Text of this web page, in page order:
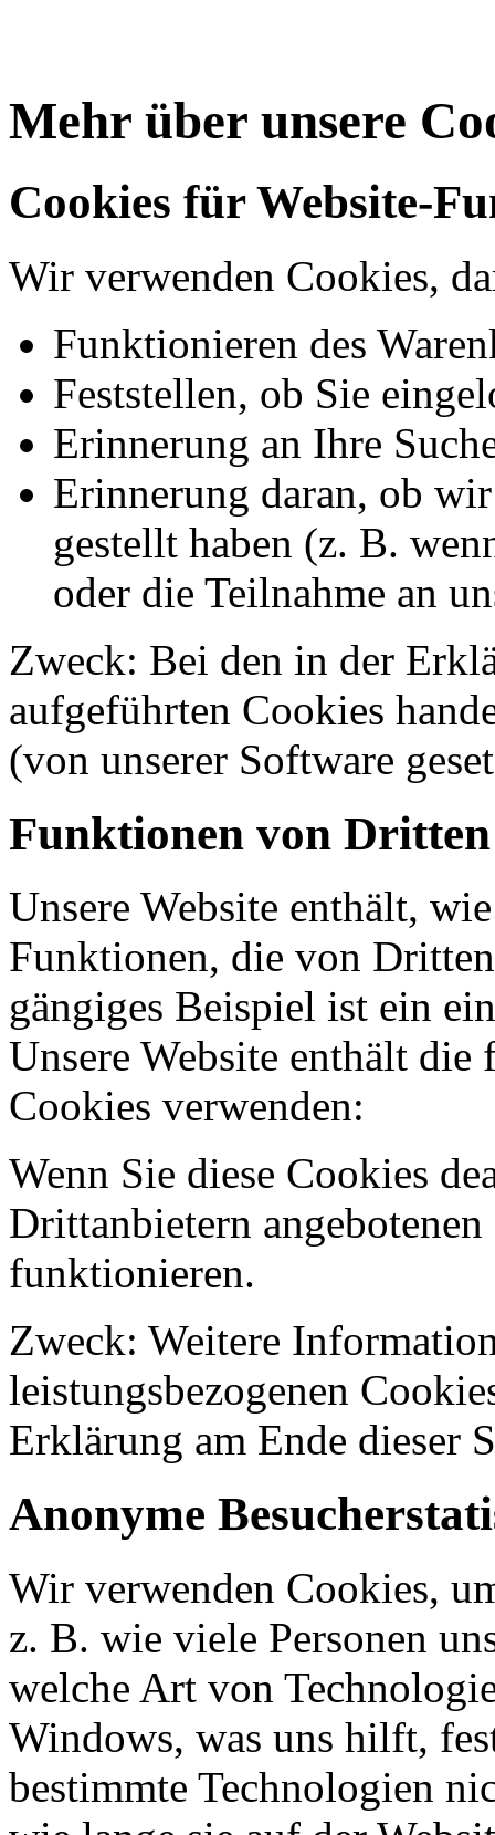
Mehr über unsere
Cookies für Website-
Wir verwenden Cookies,
Funktionieren des
Feststellen, ob Sie
Erinnerung an Ihre
Erinnerung daran, ob
gestellt haben (z. B.
oder die Teilnahme an
Zweck: Bei den in der
aufgeführten Cookies
(von unserer Software
Funktionen von Dritten
Unsere Website enthält,
Funktionen, die von
gängiges Beispiel ist ein
Unsere Website enthält
Cookies verwenden:
Wenn Sie diese Cookies
Drittanbietern
funktionieren.
Zweck: Weitere
leistungsbezogenen
Erklärung am Ende dieser
Anonyme
Wir verwenden Cookies,
z. B. wie viele Personen
welche Art von
Windows, was uns hilft,
bestimmte Technologien